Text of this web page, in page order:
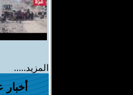
المزيد.....
أخبار